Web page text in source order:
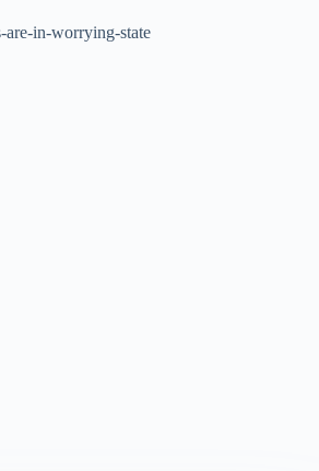
in-worrying-state